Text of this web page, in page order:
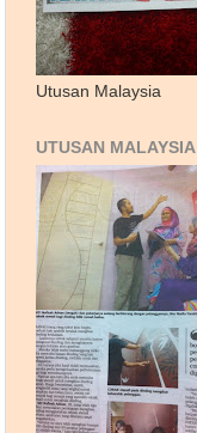
Utusan Malaysia
UTUSAN MALAYSIA